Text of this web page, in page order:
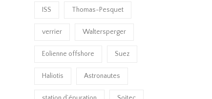
ISS Thomas-Pesquet
verrier Waltersperger
Eolienne offshore Suez
Haliotis Astronautes